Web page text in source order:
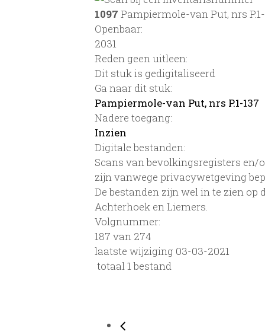
1097 Pampiermole-van Put, nrs
Openbaar:
2031
Reden geen uitleen:
Dit stuk is gedigitaliseerd
Ga naar dit stuk:
Pampiermole-van Put, nrs P.1-137
Nadere toegang:
Inzien
Digitale bestanden:
Scans van bevolkingsregisters en/
zijn vanwege privacywetgeving
De bestanden zijn wel in te zien
Achterhoek en Liemers.
Volgnummer:
187 van 274
laatste wijziging 03-03-2021
totaal 1 bestand